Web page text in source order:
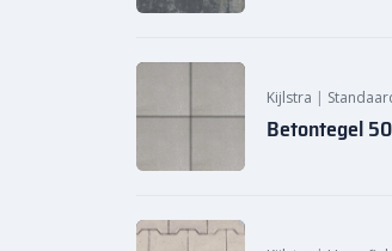
Kijlstra |
Betontegel